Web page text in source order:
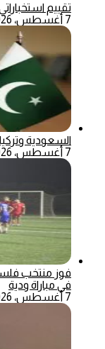
تقييم استخباراتي
7 أغسطس، 2026
السعودية
7 أغسطس، 2026
فوز منتخب
في مباراة ودية
7 أغسطس، 2026